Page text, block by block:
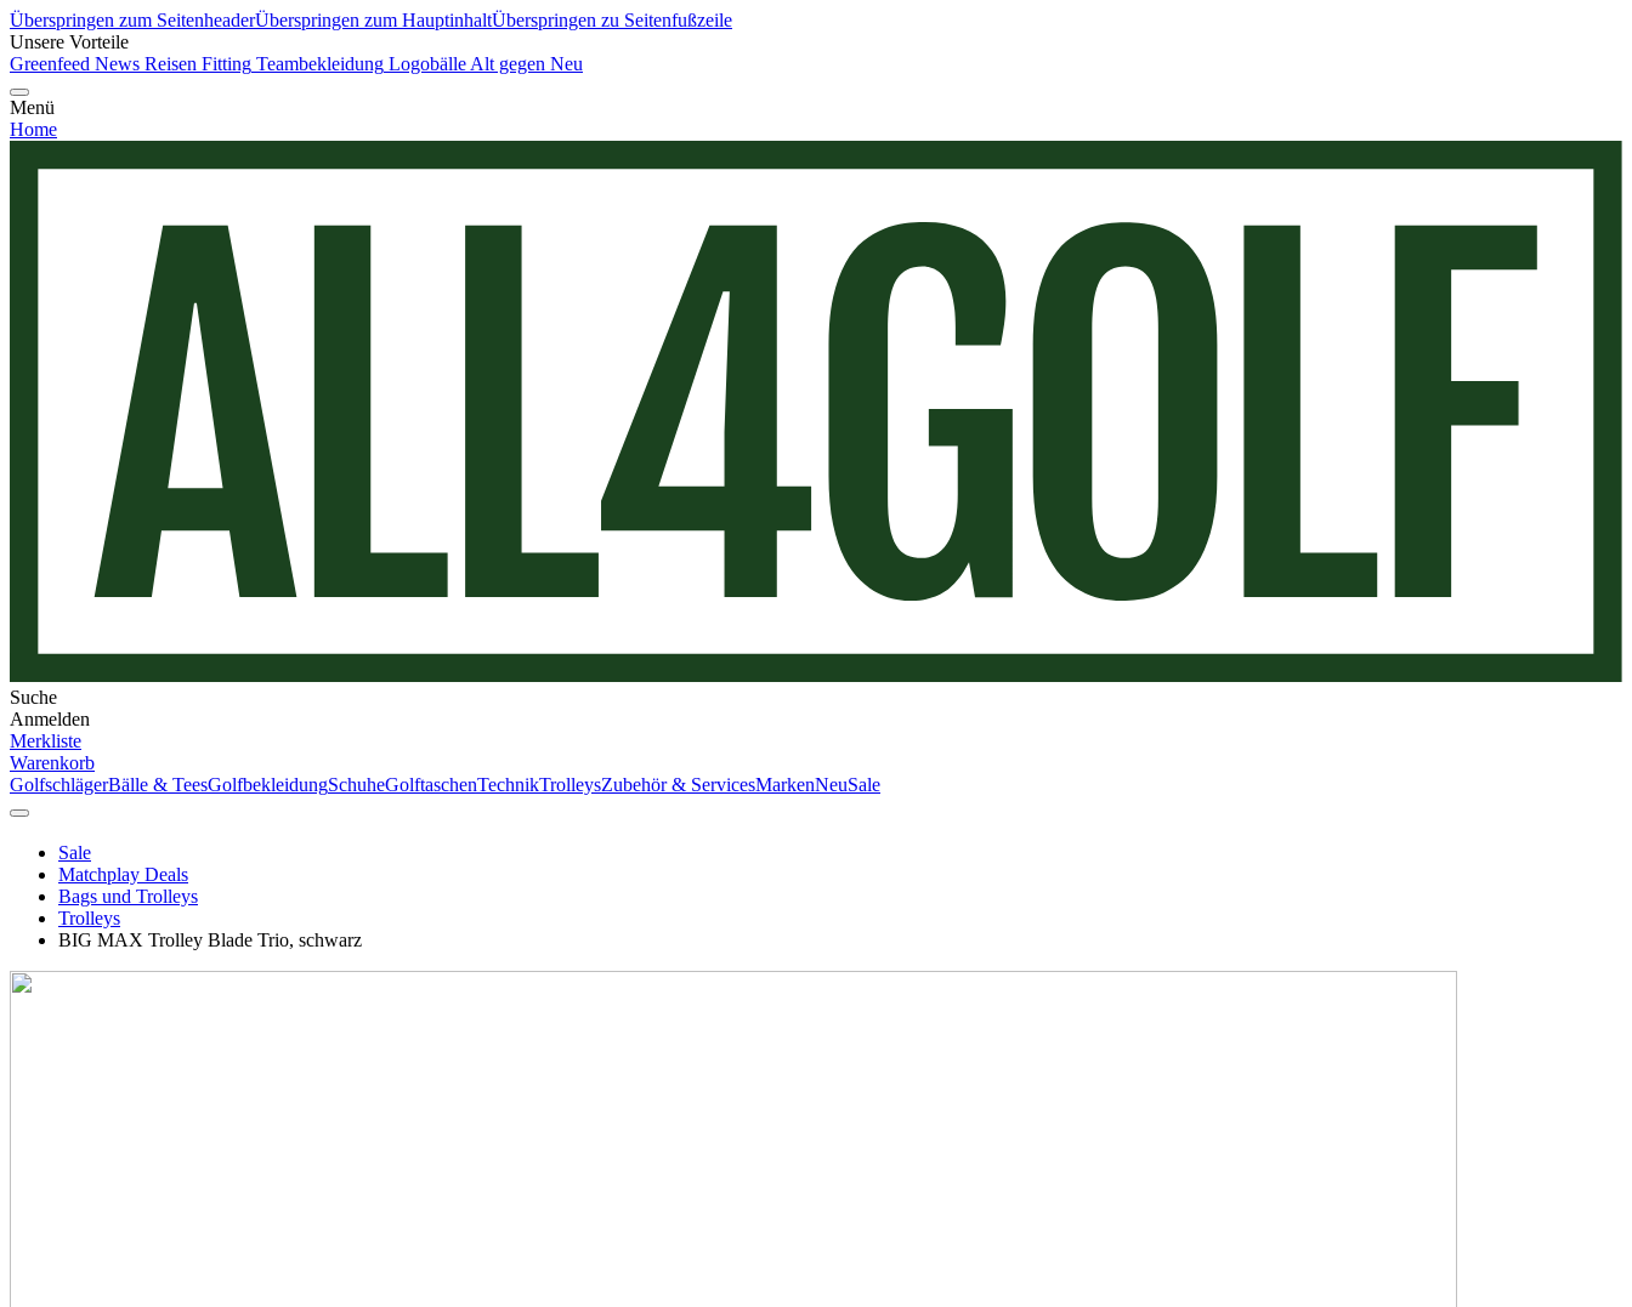
Überspringen zum SeitenheaderÜberspringen zum HauptinhaltÜberspringen zu Seitenfußzeile
Unsere Vorteile
Greenfeed News Reisen Fitting Teambekleidung Logobälle Alt gegen Neu
Menü
Home
Suche
Anmelden
Merkliste
Warenkorb
GolfschlägerBälle & TeesGolfbekleidungSchuheGolftaschenTechnikTrolleysZubehör & ServicesMarkenNeuSale
Sale
Matchplay Deals
Bags und Trolleys
Trolleys
BIG MAX Trolley Blade Trio, schwarz